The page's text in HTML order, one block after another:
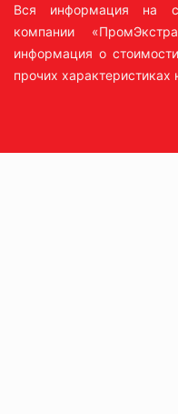
Вся информация на
компании
информация о
прочих характеристиках